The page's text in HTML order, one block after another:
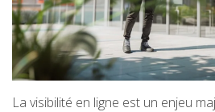
La visibilité en ligne est un enjeu